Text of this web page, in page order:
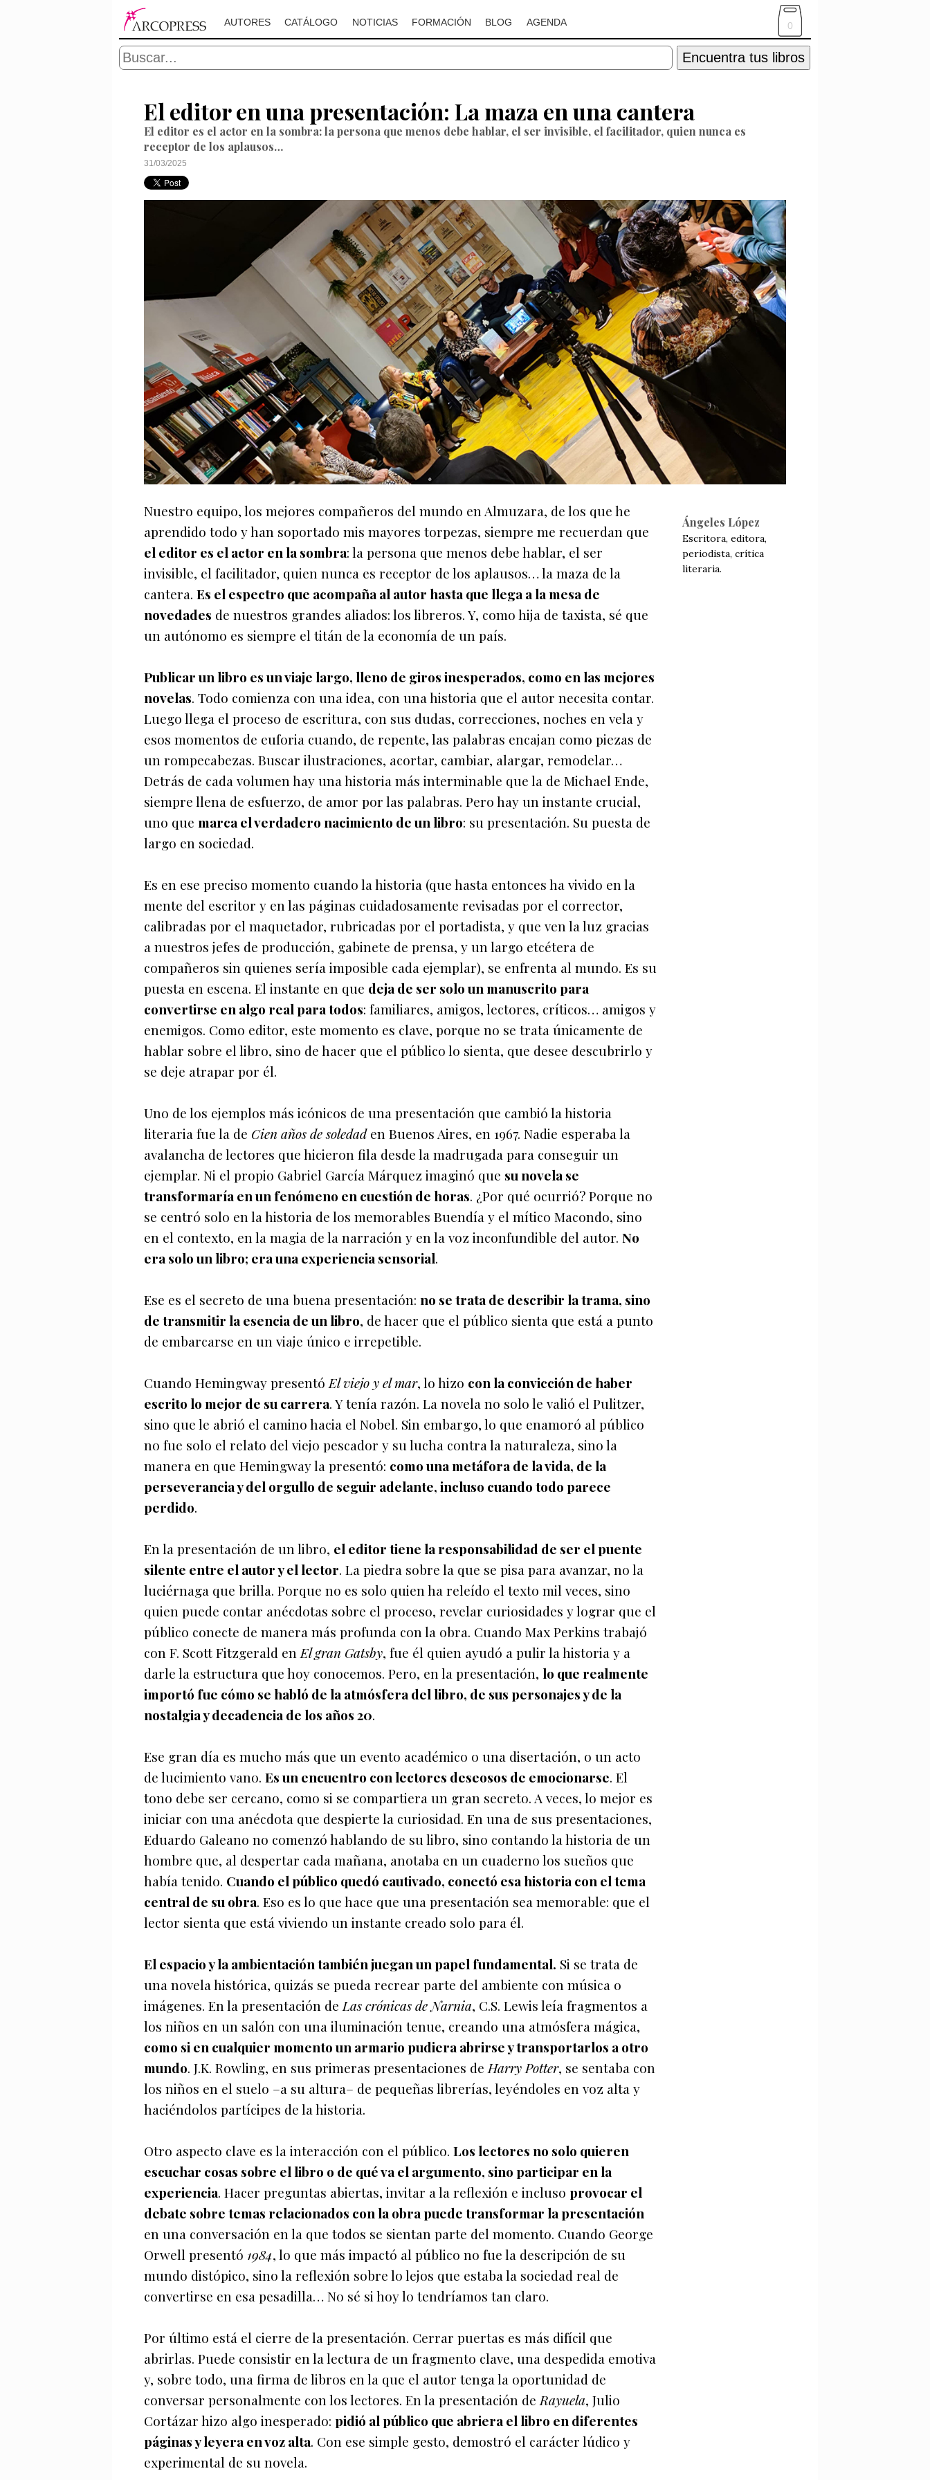
AUTORES CATÁLOGO NOTICIAS FORMACIÓN BLOG AGENDA 0
Encuentra tus libros
El editor en una presentación: La maza en una cantera
El editor es el actor en la sombra: la persona que menos debe hablar, el ser invisible, el facilitador, quien nunca es
receptor de los aplausos…
31/03/2025
Nuestro equipo, los mejores compañeros del mundo en Almuzara, de los que he
aprendido todo y han soportado mis mayores torpezas, siempre me recuerdan que
el editor es el actor en la sombra: la persona que menos debe hablar, el ser
invisible, el facilitador, quien nunca es receptor de los aplausos… la maza de la
cantera. Es el espectro que acompaña al autor hasta que llega a la mesa de
novedades de nuestros grandes aliados: los libreros. Y, como hija de taxista, sé que
un autónomo es siempre el titán de la economía de un país.
Publicar un libro es un viaje largo, lleno de giros inesperados, como en las mejores
novelas. Todo comienza con una idea, con una historia que el autor necesita contar.
Luego llega el proceso de escritura, con sus dudas, correcciones, noches en vela y
esos momentos de euforia cuando, de repente, las palabras encajan como piezas de
un rompecabezas. Buscar ilustraciones, acortar, cambiar, alargar, remodelar…
Detrás de cada volumen hay una historia más interminable que la de Michael Ende,
siempre llena de esfuerzo, de amor por las palabras. Pero hay un instante crucial,
uno que marca el verdadero nacimiento de un libro: su presentación. Su puesta de
largo en sociedad.
Es en ese preciso momento cuando la historia (que hasta entonces ha vivido en la
mente del escritor y en las páginas cuidadosamente revisadas por el corrector,
calibradas por el maquetador, rubricadas por el portadista, y que ven la luz gracias
a nuestros jefes de producción, gabinete de prensa, y un largo etcétera de
compañeros sin quienes sería imposible cada ejemplar), se enfrenta al mundo. Es su
puesta en escena. El instante en que deja de ser solo un manuscrito para
convertirse en algo real para todos: familiares, amigos, lectores, críticos… amigos y
enemigos. Como editor, este momento es clave, porque no se trata únicamente de
hablar sobre el libro, sino de hacer que el público lo sienta, que desee descubrirlo y
se deje atrapar por él.
Uno de los ejemplos más icónicos de una presentación que cambió la historia
literaria fue la de Cien años de soledaden Buenos Aires, en 1967. Nadie esperaba la
avalancha de lectores que hicieron fila desde la madrugada para conseguir un
ejemplar. Ni el propio Gabriel García Márquez imaginó que su novela se
transformaría en un fenómeno en cuestión de horas. ¿Por qué ocurrió? Porque no
se centró solo en la historia de los memorables Buendía y el mítico Macondo, sino
en el contexto, en la magia de la narración y en la voz inconfundible del autor. No
era solo un libro; era una experiencia sensorial.
Ese es el secreto de una buena presentación: no se trata de describir la trama, sino
de transmitir la esencia de un libro, de hacer que el público sienta que está a punto
de embarcarse en un viaje único e irrepetible.
Cuando Hemingway presentó El viejo y el mar, lo hizo con la convicción de haber
escrito lo mejor de su carrera. Y tenía razón. La novela no solo le valió el Pulitzer,
sino que le abrió el camino hacia el Nobel. Sin embargo, lo que enamoró al público
no fue solo el relato del viejo pescador y su lucha contra la naturaleza, sino la
manera en que Hemingway la presentó: como una metáfora de la vida, de la
perseverancia y del orgullo de seguir adelante, incluso cuando todo parece
perdido.
En la presentación de un libro, el editor tiene la responsabilidad de ser el puente
silente entre el autor y el lector. La piedra sobre la que se pisa para avanzar, no la
luciérnaga que brilla. Porque no es solo quien ha releído el texto mil veces, sino
quien puede contar anécdotas sobre el proceso, revelar curiosidades y lograr que el
público conecte de manera más profunda con la obra. Cuando Max Perkins trabajó
con F. Scott Fitzgerald en El gran Gatsby, fue él quien ayudó a pulir la historia y a
darle la estructura que hoy conocemos. Pero, en la presentación, lo que realmente
importó fue cómo se habló de la atmósfera del libro, de sus personajes y de la
nostalgia y decadencia de los años 20.
Ese gran día es mucho más que un evento académico o una disertación, o un acto
de lucimiento vano. Es un encuentro con lectores deseosos de emocionarse. El
tono debe ser cercano, como si se compartiera un gran secreto. A veces, lo mejor es
iniciar con una anécdota que despierte la curiosidad. En una de sus presentaciones,
Eduardo Galeano no comenzó hablando de su libro, sino contando la historia de un
hombre que, al despertar cada mañana, anotaba en un cuaderno los sueños que
había tenido. Cuando el público quedó cautivado, conectó esa historia con el tema
central de su obra. Eso es lo que hace que una presentación sea memorable: que el
lector sienta que está viviendo un instante creado solo para él.
El espacio y la ambientación también juegan un papel fundamental. Si se trata de
una novela histórica, quizás se pueda recrear parte del ambiente con música o
imágenes. En la presentación de Las crónicas de Narnia, C.S. Lewis leía fragmentos a
los niños en un salón con una iluminación tenue, creando una atmósfera mágica,
como si en cualquier momento un armario pudiera abrirse y transportarlos a otro
mundo. J.K. Rowling, en sus primeras presentaciones de Harry Potter, se sentaba con
los niños en el suelo –a su altura– de pequeñas librerías, leyéndoles en voz alta y
haciéndolos partícipes de la historia.
Otro aspecto clave es la interacción con el público. Los lectores no solo quieren
escuchar cosas sobre el libro o de qué va el argumento, sino participar en la
experiencia. Hacer preguntas abiertas, invitar a la reflexión e incluso provocar el
debate sobre temas relacionados con la obra puede transformar la presentación
en una conversación en la que todos se sientan parte del momento. Cuando George
Orwell presentó 1984, lo que más impactó al público no fue la descripción de su
mundo distópico, sino la reflexión sobre lo lejos que estaba la sociedad real de
convertirse en esa pesadilla… No sé si hoy lo tendríamos tan claro.
Por último está el cierre de la presentación. Cerrar puertas es más difícil que
abrirlas. Puede consistir en la lectura de un fragmento clave, una despedida emotiva
y, sobre todo, una firma de libros en la que el autor tenga la oportunidad de
conversar personalmente con los lectores. En la presentación de Rayuela, Julio
Cortázar hizo algo inesperado: pidió al público que abriera el libro en diferentes
páginas y leyera en voz alta. Con ese simple gesto, demostró el carácter lúdico y
experimental de su novela.
Ángeles López
Escritora, editora,
periodista, crítica
literaria.